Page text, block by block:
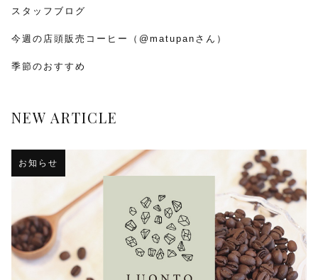
スタッフブログ
今週の店頭販売コーヒー（@matupanさん）
季節のおすすめ
NEW ARTICLE
お知らせ